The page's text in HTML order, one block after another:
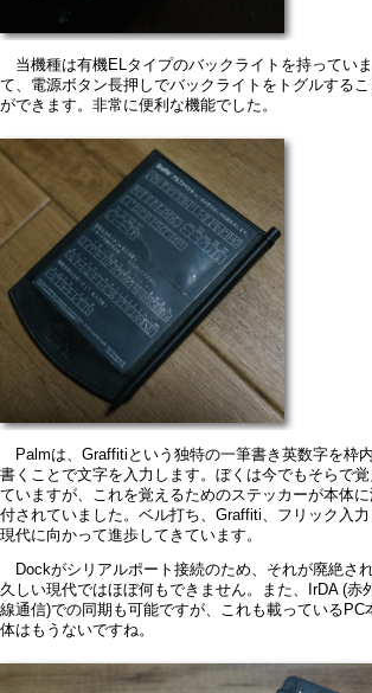
当機種は有機ELタイプのバックライトを持ってい
て、電源ボタン長押しでバックライトをトグルするこ
ができます。非常に便利な機能でした。
Palmは、Graffitiという独特の一筆書き英数字を枠
書くことで文字を入力します。ぼくは今でもそらで覚
ていますが、これを覚えるためのステッカーが本体
付されていました。ベル打ち、Graffiti、フリック入力
現代に向かって進歩してきています。
Dockがシリアルポート接続のため、それが廃絶さ
久しい現代ではほぼ何もできません。また、IrDA (赤
線通信)での同期も可能ですが、これも載っているPC
体はもうないですね。